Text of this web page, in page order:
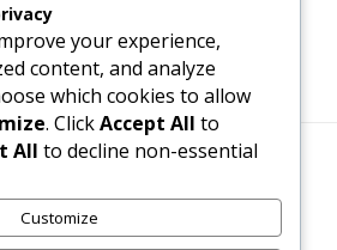
Protecția Datelor (GDPR)
your experience,
content, and analyze
which cookies to allow
. ClickAccept All to
All to decline non-essential
Customize